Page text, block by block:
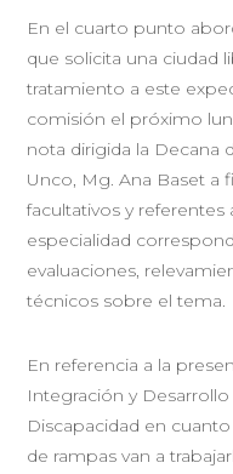
En el cuarto punto
que solicita una ciudad
tratamiento a este
comisión el próximo
nota dirigida la Decana
Unco, Mg. Ana Baset a
facultativos y
especialidad
evaluaciones,
técnicos sobre el tema.
En referencia a la
Integración y
Discapacidad en
de rampas van a